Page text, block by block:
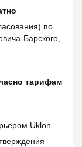
по
Барского,
тарифам
Uklon.